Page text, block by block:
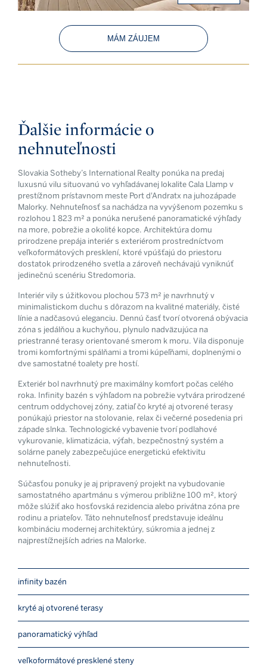
MÁM ZÁUJEM
infinity bazén
kryté aj otvorené terasy
panoramatický výhľad
veľkoformátové presklené steny
Ďalšie informácie o
nehnuteľnosti
Slovakia Sotheby’s International Realty ponúka na predaj
luxusnú vilu situovanú vo vyhľadávanej lokalite Cala Llamp v
prestížnom prístavnom meste Port d'Andratx na juhozápade
Malorky. Nehnuteľnosť sa nachádza na vyvýšenom pozemku s
rozlohou 1 823 m² a ponúka nerušené panoramatické výhľady
na more, pobrežie a okolité kopce. Architektúra domu
prirodzene prepája interiér s exteriérom prostredníctvom
veľkoformátových presklení, ktoré vpúšťajú do priestoru
dostatok prirodzeného svetla a zároveň nechávajú vyniknúť
jedinečnú scenériu Stredomoria.
Interiér vily s úžitkovou plochou 573 m² je navrhnutý v
minimalistickom duchu s dôrazom na kvalitné materiály, čisté
línie a nadčasovú eleganciu. Dennú časť tvorí otvorená obývacia
zóna s jedálňou a kuchyňou, plynulo nadväzujúca na
priestranné terasy orientované smerom k moru. Vila disponuje
tromi komfortnými spálňami a tromi kúpeľňami, doplnenými o
dve samostatné toalety pre hostí.
Exteriér bol navrhnutý pre maximálny komfort počas celého
roka. Infinity bazén s výhľadom na pobrežie vytvára prirodzené
centrum oddychovej zóny, zatiaľ čo kryté aj otvorené terasy
ponúkajú priestor na stolovanie, relax či večerné posedenia pri
západe slnka. Technologické vybavenie tvorí podlahové
vykurovanie, klimatizácia, výťah, bezpečnostný systém a
solárne panely zabezpečujúce energetickú efektivitu
nehnuteľnosti.
Súčasťou ponuky je aj pripravený projekt na vybudovanie
samostatného apartmánu s výmerou približne 100 m², ktorý
môže slúžiť ako hosťovská rezidencia alebo privátna zóna pre
rodinu a priateľov. Táto nehnuteľnosť predstavuje ideálnu
kombináciu modernej architektúry, súkromia a jednej z
najprestížnejších adries na Malorke.